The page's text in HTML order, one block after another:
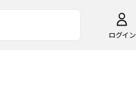
ログイン